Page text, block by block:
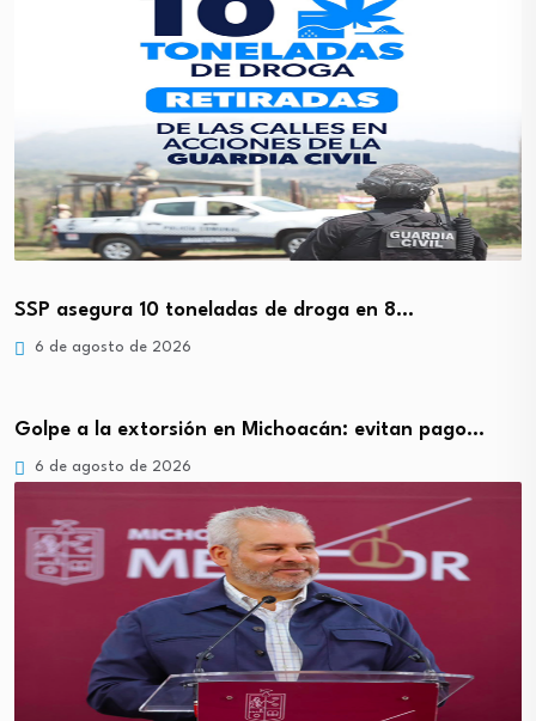
SSP asegura 10 toneladas de droga en 8…
6 de agosto de 2026
Golpe a la extorsión en Michoacán: evitan pago…
6 de agosto de 2026